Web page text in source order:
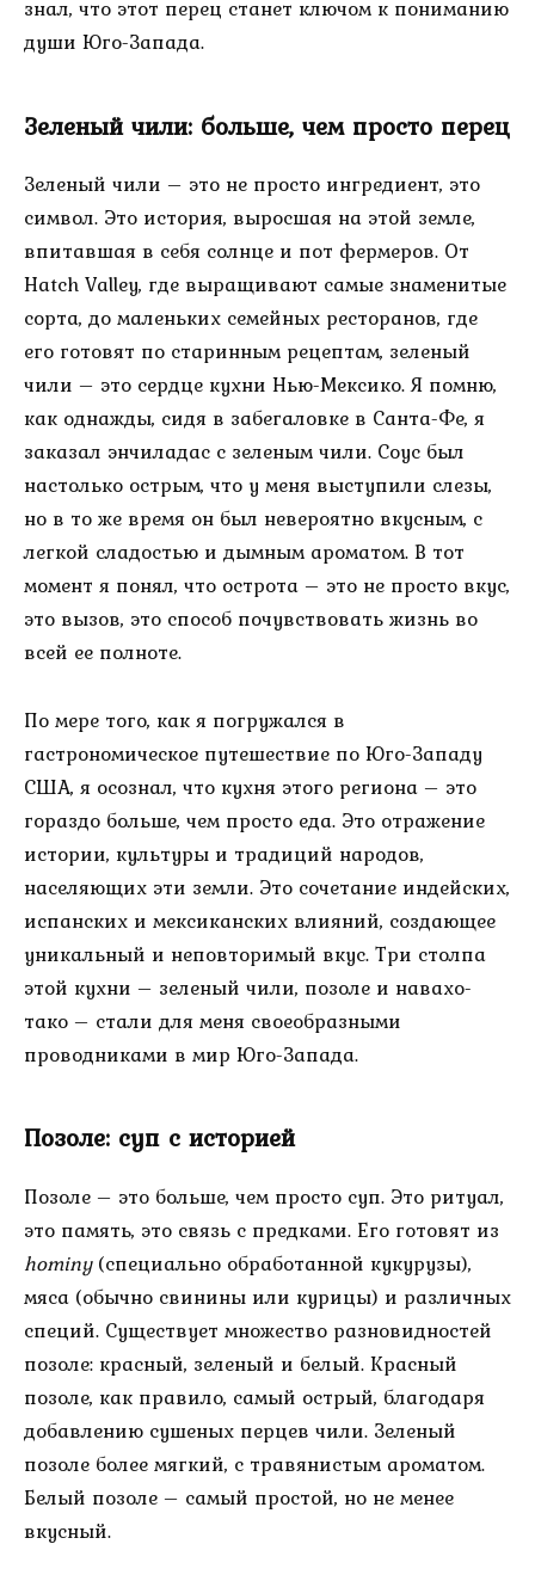
знал, что этот перец станет ключом к пониманию
души Юго-Запада.
Зеленый чили: больше, чем просто перец
Зеленый чили – это не просто ингредиент, это
символ. Это история, выросшая на этой земле,
впитавшая в себя солнце и пот фермеров. От
Hatch Valley, где выращивают самые знаменитые
сорта, до маленьких семейных ресторанов, где
его готовят по старинным рецептам, зеленый
чили – это сердце кухни Нью-Мексико. Я помню,
как однажды, сидя в забегаловке в Санта-Фе, я
заказал энчиладас с зеленым чили. Соус был
настолько острым, что у меня выступили слезы,
но в то же время он был невероятно вкусным, с
легкой сладостью и дымным ароматом. В тот
момент я понял, что острота – это не просто вкус,
это вызов, это способ почувствовать жизнь во
всей ее полноте.
По мере того, как я погружался в
гастрономическое путешествие по Юго-Западу
США, я осознал, что кухня этого региона – это
гораздо больше, чем просто еда. Это отражение
истории, культуры и традиций народов,
населяющих эти земли. Это сочетание индейских,
испанских и мексиканских влияний, создающее
уникальный и неповторимый вкус. Три столпа
этой кухни – зеленый чили, позоле и навахо-
тако – стали для меня своеобразными
проводниками в мир Юго-Запада.
Позоле: суп с историей
Позоле – это больше, чем просто суп. Это ритуал,
это память, это связь с предками. Его готовят из
hominy(специально обработанной кукурузы),
мяса (обычно свинины или курицы) и различных
специй. Существует множество разновидностей
позоле: красный, зеленый и белый. Красный
позоле, как правило, самый острый, благодаря
добавлению сушеных перцев чили. Зеленый
позоле более мягкий, с травянистым ароматом.
Белый позоле – самый простой, но не менее
вкусный.